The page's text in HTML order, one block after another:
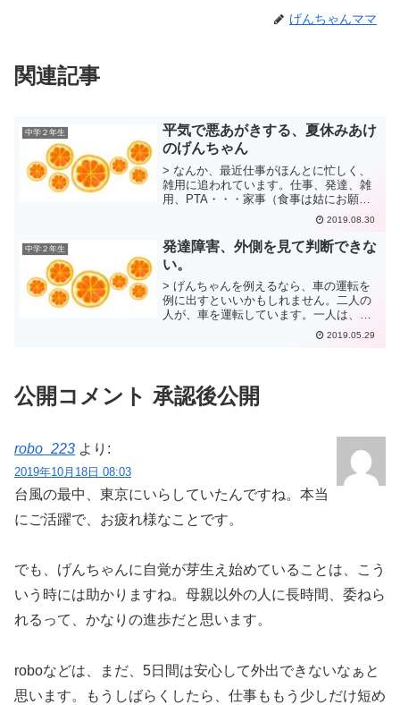
げんちゃんママ
関連記事
中学２年生
平気で悪あがきする、夏休みあけ
のげんちゃん
> なんか、最近仕事がほんとに忙しく、
雑用に追われています。仕事、発達、雑
用、PTA・・・家事（食事は姑にお願い
してはいるものの・・・）毎日帰りが、
10時過ぎなので、げんちゃんの起きてる
ところは、朝ちょっとだけしか接してな
い。そんな日も多い...
2019.08.30
中学２年生
発達障害、外側を見て判断できな
い。
> げんちゃんを例えるなら、車の運転を
例に出すといいかもしれません。二人の
人が、車を運転しています。一人は、行
先もわかって、自分がそこへ移動してい
る理由もつかんでいます。しかし、もう
2019.05.29
公開コメント 承認後公開
robo_223 より:
2019年10月18日 08:03
台風の最中、東京にいらしていたんですね。本当
にご活躍で、お疲れ様なことです。
でも、げんちゃんに自覚が芽生え始めていることは、こう
いう時には助かりますね。母親以外の人に長時間、委ねら
れるって、かなりの進歩だと思います。
roboなどは、まだ、5日間は安心して外出できないなぁと
思います。もうしばらくしたら、仕事ももう少しだけ短め